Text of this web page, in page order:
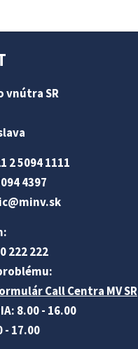
vnútra SR
2 5094 1111
4397
.sk
222 222
Call Centra MV SR
8.00 - 16.00
- 17.00